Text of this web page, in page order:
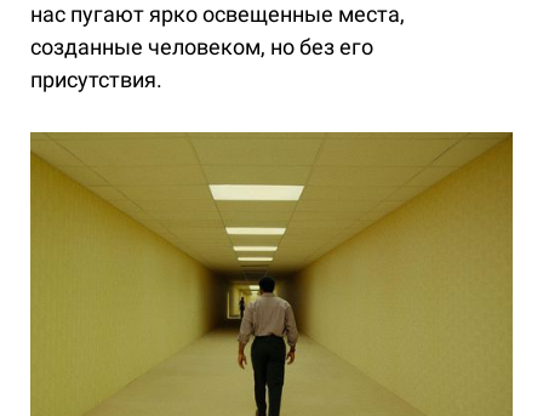
нас пугают ярко освещенные места,
созданные человеком, но без его
присутствия.